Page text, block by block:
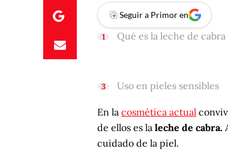
Seguir a Primor en
Qué es la leche de
Uso en pieles sensibles
En la cosmética actual
de ellos es la leche de cabra.
cuidado de la piel.